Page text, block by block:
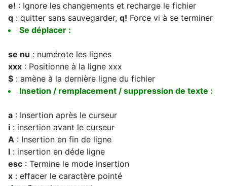
e! : Ignore les changements et recharge le fichier
q : quitter sans sauvegarder, q! Force vi à se terminer
Se déplacer :
se nu : numérote les lignes
xxx : Positionne à la ligne xxx
$ : amène à la dernière ligne du fichier
Insetion / remplacement / suppression de texte :
a : Insertion après le curseur
i : insertion avant le curseur
A : Insertion en fin de ligne
I : insertion en déde ligne
esc : Termine le mode insertion
x : effacer le caractère pointé